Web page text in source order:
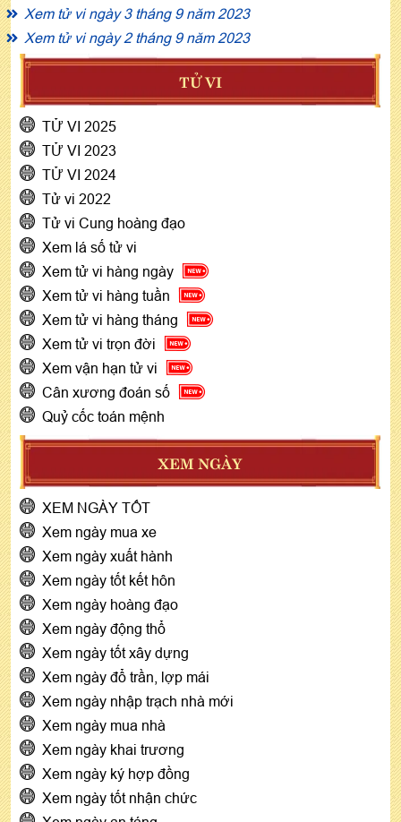
Xem tử vi ngày 3 tháng 9 năm 2023
Xem tử vi ngày 2 tháng 9 năm 2023
TỬ VI
TỬ VI 2025
TỬ VI 2023
TỬ VI 2024
Tử vi 2022
Tử vi Cung hoàng đạo
Xem lá số tử vi
Xem tử vi hàng ngày
Xem tử vi hàng tuần
Xem tử vi hàng tháng
Xem tử vi trọn đời
Xem vận hạn tử vi
Cân xương đoán số
Quỷ cốc toán mệnh
XEM NGÀY
XEM NGÀY TỐT
Xem ngày mua xe
Xem ngày xuất hành
Xem ngày tốt kết hôn
Xem ngày hoàng đạo
Xem ngày động thổ
Xem ngày tốt xây dựng
Xem ngày đổ trần, lợp mái
Xem ngày nhập trạch nhà mới
Xem ngày mua nhà
Xem ngày khai trương
Xem ngày ký hợp đồng
Xem ngày tốt nhận chức